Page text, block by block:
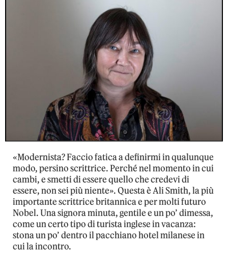
«Modernista? Faccio fatica a definirmi in qualunque
modo, persino scrittrice. Perché nel momento in cui
cambi, e smetti di essere quello che credevi di
essere, non sei più niente». Questa è Ali Smith, la più
importante scrittrice britannica e per molti futuro
Nobel. Una signora minuta, gentile e un po’ dimessa,
come un certo tipo di turista inglese in vacanza:
stona un po’ dentro il pacchiano hotel milanese in
cui la incontro.